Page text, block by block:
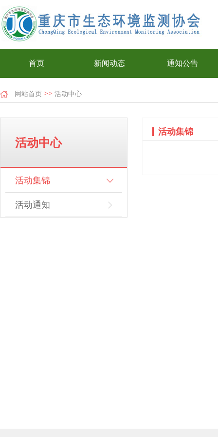
首页 新闻动态 通知公告
网站首页 >> 活动中心
活动中心
活动集锦
活动通知
活动集锦